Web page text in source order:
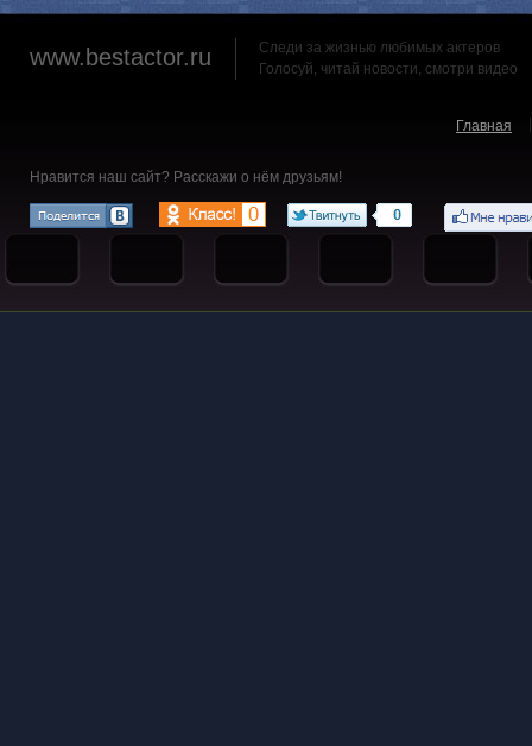
www.bestactor.ru
Следи за жизнью любимых актеров
Голосуй, читай новости, смотри видео
Главная
Нравится наш сайт? Расскажи о нём друзьям!